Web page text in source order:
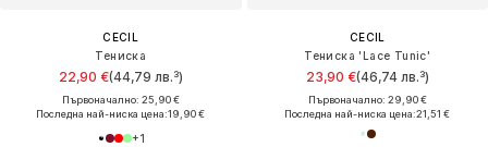
CECIL
Тениска
22,90 €(44,79 лв.³)
Първоначално: 25,90 €
Последна най-ниска цена:19,90 €
+1
CECIL
Тениска 'Lace Tunic'
23,90 €(46,74 лв.³)
Първоначално: 29,90 €
Последна най-ниска цена:21,51 €